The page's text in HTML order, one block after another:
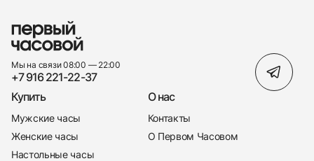
Мы на связи 08:00 — 22:00
+7 916 221-22-37
Купить
Мужские часы
Женские часы
Настольные часы
О нас
Контакты
О Первом Часовом